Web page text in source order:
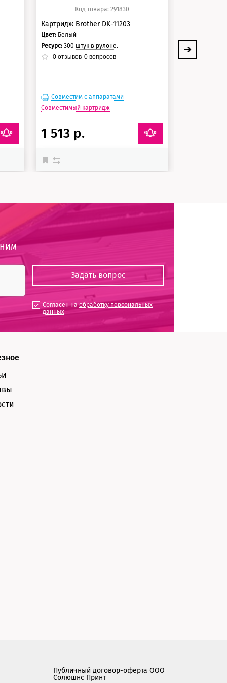
Код товара: 291830
Картридж Brother DK-11203
Цвет: Белый
Ресурс: 300 штук в рулоне.
0отзывов 0вопросов
Совместим с аппаратами
Совместимый картридж
1 513 р.
Согласен наобработку персональных
данных
Публичный договор-оферта ООО
Солюшнс Принт